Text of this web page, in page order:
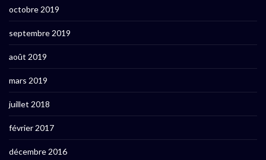
octobre 2019
septembre 2019
août 2019
mars 2019
juillet 2018
février 2017
décembre 2016